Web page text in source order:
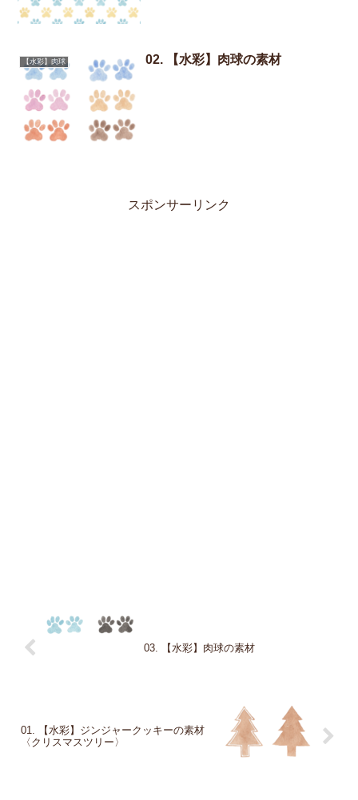
【水彩】肉球 02. 【水彩】肉球の素材
スポンサーリンク
03. 【水彩】肉球の素材
01. 【水彩】ジンジャークッキーの素材
〈クリスマスツリー〉